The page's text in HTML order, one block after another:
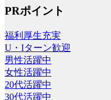
PRポイント
福利厚生充実
U・Iターン歓迎
男性活躍中
女性活躍中
20代活躍中
30代活躍中